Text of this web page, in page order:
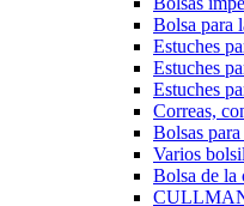
Bolsa para
Estuches
Estuches
Estuches
Correas,
Bolsas
Varios
Bolsa de la